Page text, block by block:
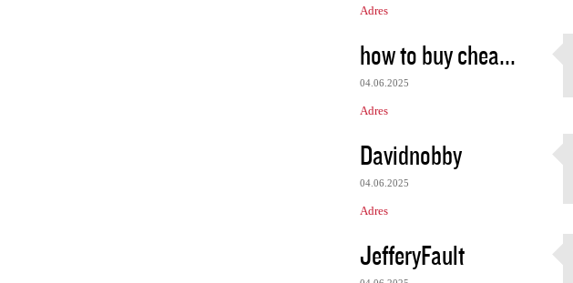
Adres
how to buy chea...
04.06.2025
Adres
Davidnobby
04.06.2025
Adres
JefferyFault